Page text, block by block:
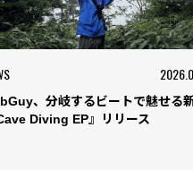
、分岐するビートで魅せる
Cave Diving EP』リリース